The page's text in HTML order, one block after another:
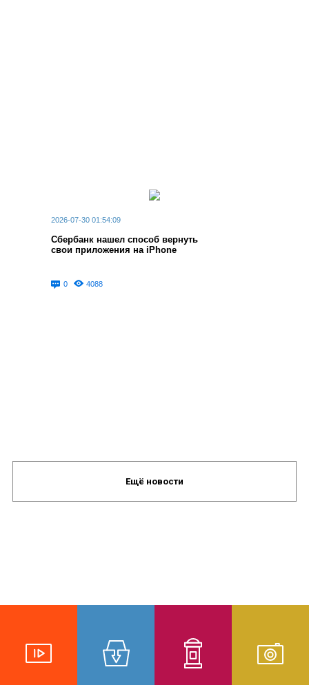
2026-07-30 01:54:09
Сбербанк нашел способ вернуть
свои приложения на iPhone
0 4088
Ещё новости